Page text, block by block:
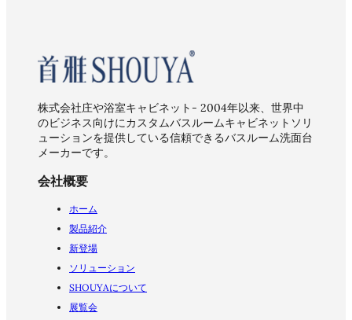
株式会社庄や浴室キャビネット- 2004年以来、世界中
のビジネス向けにカスタムバスルームキャビネットソリ
ューションを提供している信頼できるバスルーム洗面台
メーカーです。
会社概要
ホーム
製品紹介
新登場
ソリューション
SHOUYAについて
展覧会